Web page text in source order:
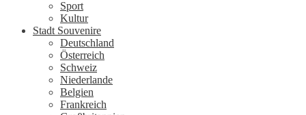
Sport
Kultur
Stadt Souvenire
Deutschland
Österreich
Schweiz
Niederlande
Belgien
Frankreich